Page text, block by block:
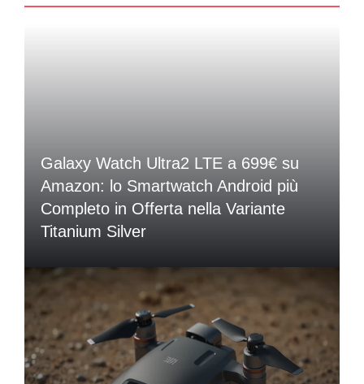
Galaxy Watch Ultra2 LTE a 699€ su
Amazon: lo Smartwatch Android più
Completo in Offerta nella Variante
Titanium Silver